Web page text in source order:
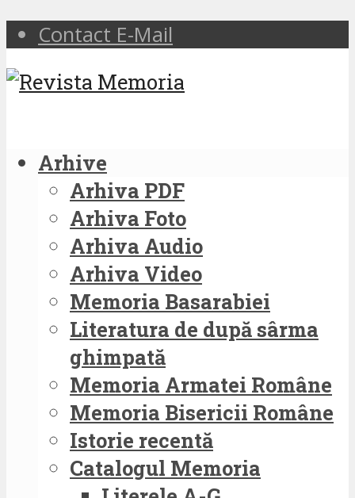
Contact E-Mail
Arhive
Arhiva PDF
Arhiva Foto
Arhiva Audio
Arhiva Video
Memoria Basarabiei
Literatura de după sârma
ghimpată
Memoria Armatei Române
Memoria Bisericii Române
Istorie recentă
Catalogul Memoria